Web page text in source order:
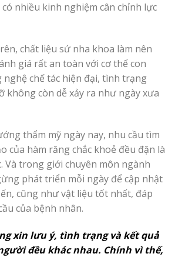
nhiều kinh nghiệm cân chỉnh lực
chất liệu sứ nha khoa làm nên
giá rất an toàn với cơ thể con
nghệ chế tác hiện đại, tình trạng
không còn dễ xảy ra như ngày xưa
thẩm mỹ ngày nay, nhu cầu tìm
của hàm răng chắc khoẻ đều đặn là
Và trong giới chuyên môn ngành
phát triển mỗi ngày để cập nhật
cũng như vật liệu tốt nhất, đáp
của bệnh nhân.
xin lưu ý, tình trạng và kết quả
đều khác nhau. Chính vì thế,